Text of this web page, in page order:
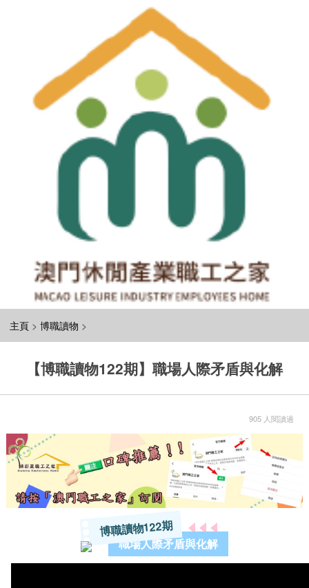
主頁 > 博職讀物 >
【博職讀物122期】職場人際矛盾與化解
905 人閱讀過
博職讀物122期
職場人際矛盾與化解